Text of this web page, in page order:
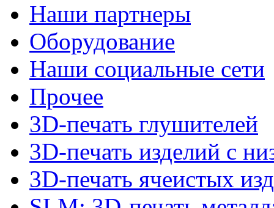
Наши партнеры
Оборудование
Наши социальные сети
Прочее
3D-печать глушителей
3D-печать изделий с
3D-печать ячеистых